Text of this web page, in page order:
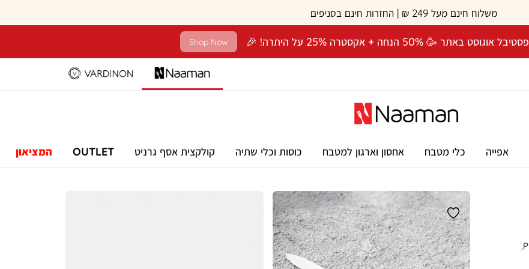
משלוח חינם מעל 249 ₪ | החזרות חינם בסניפים
פסטיבל אוגוסט באתר 🥳 50% הנחה + אקסטרה 25% על היתרה! 🎉 Shop Now
אפייה כלי מטבח אחסון וארגון למטבח כוסות וכלי שתיה קולקצית אסף גרניט OUTLET המציאון
סכין מטבח רב שימושית עם להב משונן 14 ס”מ, מסדרת PRECISION,